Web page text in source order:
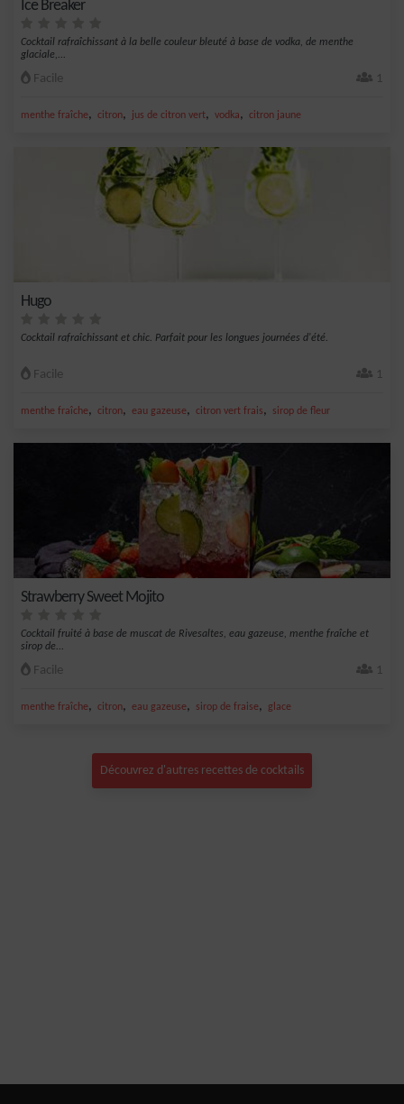
Ice Breaker
Cocktail rafraîchissant à la belle couleur bleuté à base de vodka, de menthe
glaciale,...
Facile 1
menthe fraîche, citron, jus de citron vert, vodka, citron jaune
Hugo
Cocktail rafraîchissant et chic. Parfait pour les longues journées d'été.
Facile 1
menthe fraîche, citron, eau gazeuse, citron vert frais, sirop de fleur
Strawberry Sweet Mojito
Cocktail fruité à base de muscat de Rivesaltes, eau gazeuse, menthe fraîche et
sirop de...
Facile 1
menthe fraîche, citron, eau gazeuse, sirop de fraise, glace
Découvrez d'autres recettes de cocktails